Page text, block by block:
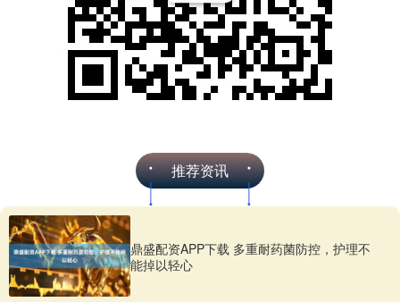
推荐资讯
鼎盛配资APP下载 多重耐药菌防控，护理不
能掉以轻心